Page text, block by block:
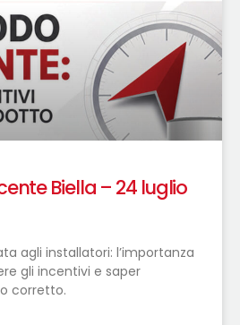
Biella – 24 luglio
agli installatori: l’importanza
gli incentivi e saper
corretto.